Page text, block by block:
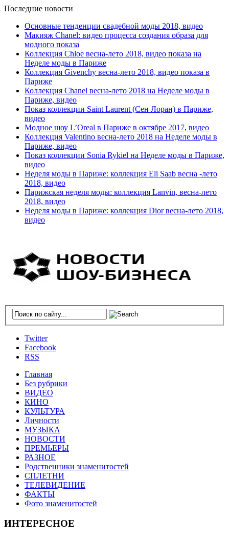
Последние новости
Основные тенденции свадебной моды 2018, видео
Макияж Chanel: видео процесса создания образа для
модного показа
Коллекция Chloe весна-лето 2018, видео показа на
Неделе моды в Париже
Коллекция Givenchy весна-лето 2018, видео показа в
Париже
Коллекция Chanel весна-лето 2018 на Неделе моды в
Париже, видео
Показ коллекции Saint Laurent (Сен Лоран) в Париже,
видео
Модное шоу L’Oreal в Париже в октябре 2017, видео
Коллекция Valentino весна-лето 2018 на Неделе моды в
Париже, видео
Показ коллекции Sonia Rykiel на Неделе моды в Париже,
видео
Неделя моды в Париже: коллекция Eli Saab весна -лето
2018, видео
Парижская неделя моды: коллекция Lanvin, весна-лето
2018, видео
Неделя моды в Париже: коллекция Dior весна-лето 2018,
видео
Twitter
Facebook
RSS
Главная
Без рубрики
ВИДЕО
КИНО
КУЛЬТУРА
Личности
МУЗЫКА
НОВОСТИ
ПРЕМЬЕРЫ
РАЗНОЕ
Родственники знаменитостей
СПЛЕТНИ
ТЕЛЕВИДЕНИЕ
ФАКТЫ
Фото знаменитостей
ИНТЕРЕСНОЕ